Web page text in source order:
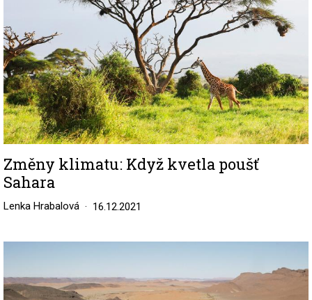
Změny klimatu: Když kvetla poušť
Sahara
Lenka Hrabalová 16.12.2021